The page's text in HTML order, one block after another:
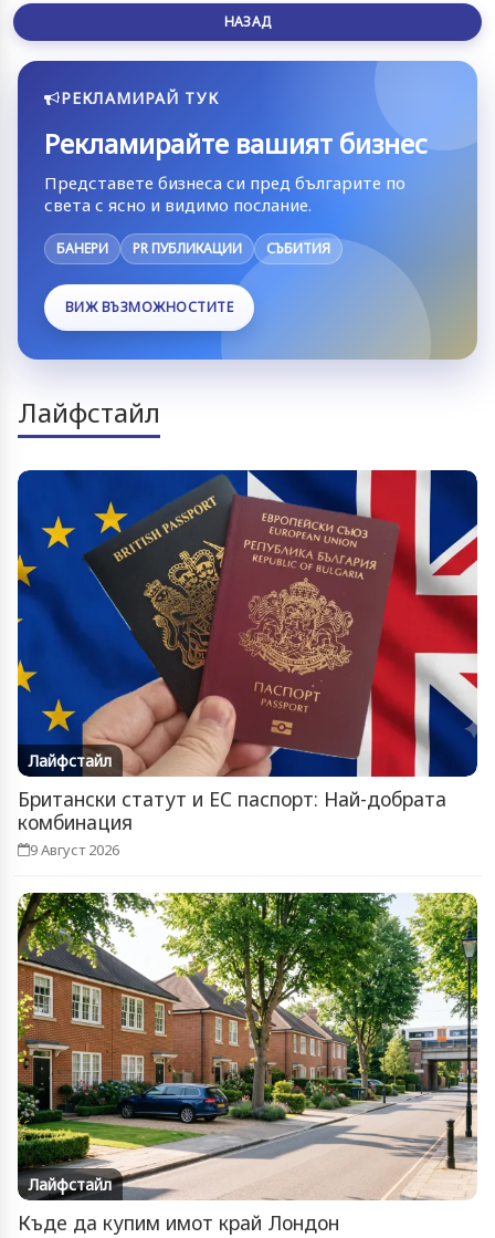
НАЗАД
РЕКЛАМИРАЙ ТУК
Рекламирайте вашият бизнес
Представете бизнеса си пред българите по
света с ясно и видимо послание.
БАНЕРИ PR ПУБЛИКАЦИИ СЪБИТИЯ
ВИЖ ВЪЗМОЖНОСТИТЕ
Лайфстайл
Лайфстайл
Британски статут и ЕС паспорт: Най-добрата
комбинация
9 Август 2026
Лайфстайл
Къде да купим имот край Лондон